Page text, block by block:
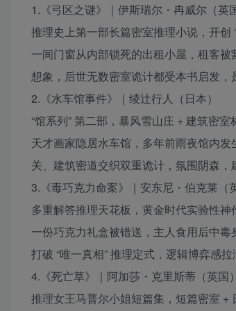
1.《弓区之谜》｜伊斯瑞尔・冉威尔（英
推理史上第一部长篇密室推理小说，开创
一间门窗从内部锁死的出租小屋，租客
想象，后世无数密室诡计都受本书启发，
2.《水车馆事件》｜绫辻行人（日本）
“馆系列” 第二部，暴风雪山庄 + 建筑密室
天才画家隐居水车馆，多年前雨夜馆内
关、建筑密道交织双重诡计，氛围阴森，
3.《毒巧克力命案》｜安东尼・伯克莱（
多重解答推理天花板，黄金时代实验性神
一份巧克力礼盒被错送，主人食用后中
打破 “唯一真相” 推理定式，逻辑博弈感拉
4.《死亡草》｜阿加莎・克里斯蒂（英国）
推理女王马普尔小姐短篇集，短篇密室 +